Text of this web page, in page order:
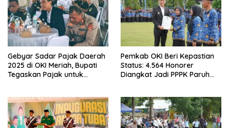
Gebyar Sadar Pajak Daerah
2025 di OKI Meriah, Bupati
Tegaskan Pajak untuk
Pemkab OKI Beri Kepastian
Status: 4.564 Honorer
Diangkat Jadi PPPK Paruh